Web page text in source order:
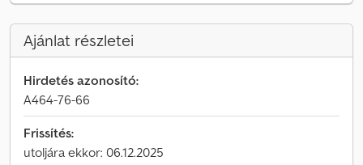
Ajánlat részletei
Hirdetés azonosító:
A464-76-66
Frissítés:
utoljára ekkor: 06.12.2025